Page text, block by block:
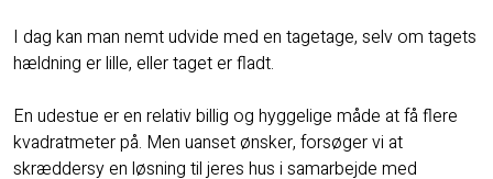
I dag kan man nemt udvide med en tagetage, selv om tagets
hældning er lille, eller taget er fladt.
En udestue er en relativ billig og hyggelige måde at få flere
kvadratmeter på. Men uanset ønsker, forsøger vi at
skræddersy en løsning til jeres hus i samarbejde med